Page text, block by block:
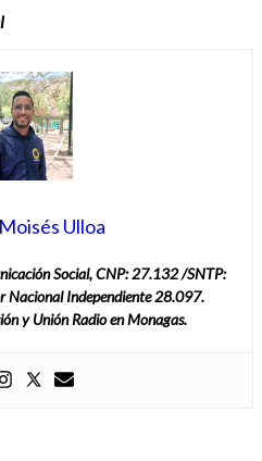
Ulloa
Social, CNP: 27.132 /SNTP:
Independiente 28.097.
y Unión Radio en Monagas.